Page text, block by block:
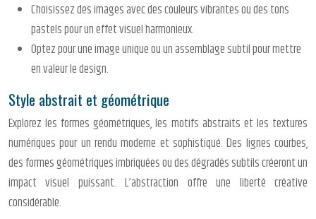
Choisissez des images avec des couleurs vibrantes ou des tons
pastels pour un effet visuel harmonieux.
Optez pour une image unique ou un assemblage subtil pour mettre
en valeur le design.
Style abstrait et géométrique
Explorez les formes géométriques, les motifs abstraits et les textures
numériques pour un rendu moderne et sophistiqué. Des lignes courbes,
des formes géométriques imbriquées ou des dégradés subtils créeront un
impact visuel puissant. L’abstraction offre une liberté créative
considérable.